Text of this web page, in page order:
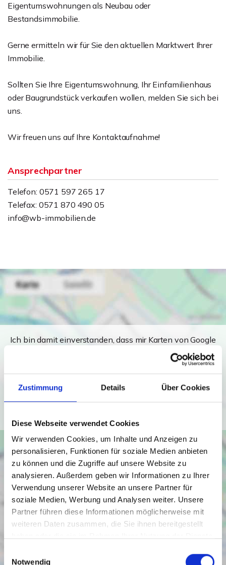
Zustimmung Details Über Cookies
Diese Webseite verwendet Cookies
Wir verwenden Cookies, um Inhalte und Anzeigen zu
personalisieren, Funktionen für soziale Medien anbieten
zu können und die Zugriffe auf unsere Website zu
analysieren. Außerdem geben wir Informationen zu Ihrer
Verwendung unserer Website an unsere Partner für
soziale Medien, Werbung und Analysen weiter. Unsere
Partner führen diese Informationen möglicherweise mit
weiteren Daten zusammen, die Sie ihnen bereitgestellt
Notwendig
Eigentumswohnungen als Neubau oder
Bestandsimmobilie.
Gerne ermitteln wir für Sie den aktuellen Marktwert Ihrer
Immobilie.
Sollten Sie Ihre Eigentumswohnung, Ihr Einfamilienhaus
oder Baugrundstück verkaufen wollen, melden Sie sich bei
uns.
Wir freuen uns auf Ihre Kontaktaufnahme!
Ansprechpartner
Telefon: 0571 597 265 17
Telefax: 0571 870 490 05
info@wb-immobilien.de
Ich bin damit einverstanden, dass mir Karten von Google
angezeigt werden. Es gelten die